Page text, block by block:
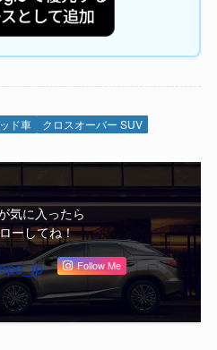
ド車 クロスオーバー SUV
気に入ったら
ーしてね！
Follow Me